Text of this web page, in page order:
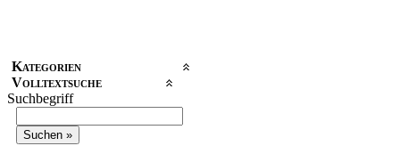
Kategorien
Volltextsuche
Suchbegriff